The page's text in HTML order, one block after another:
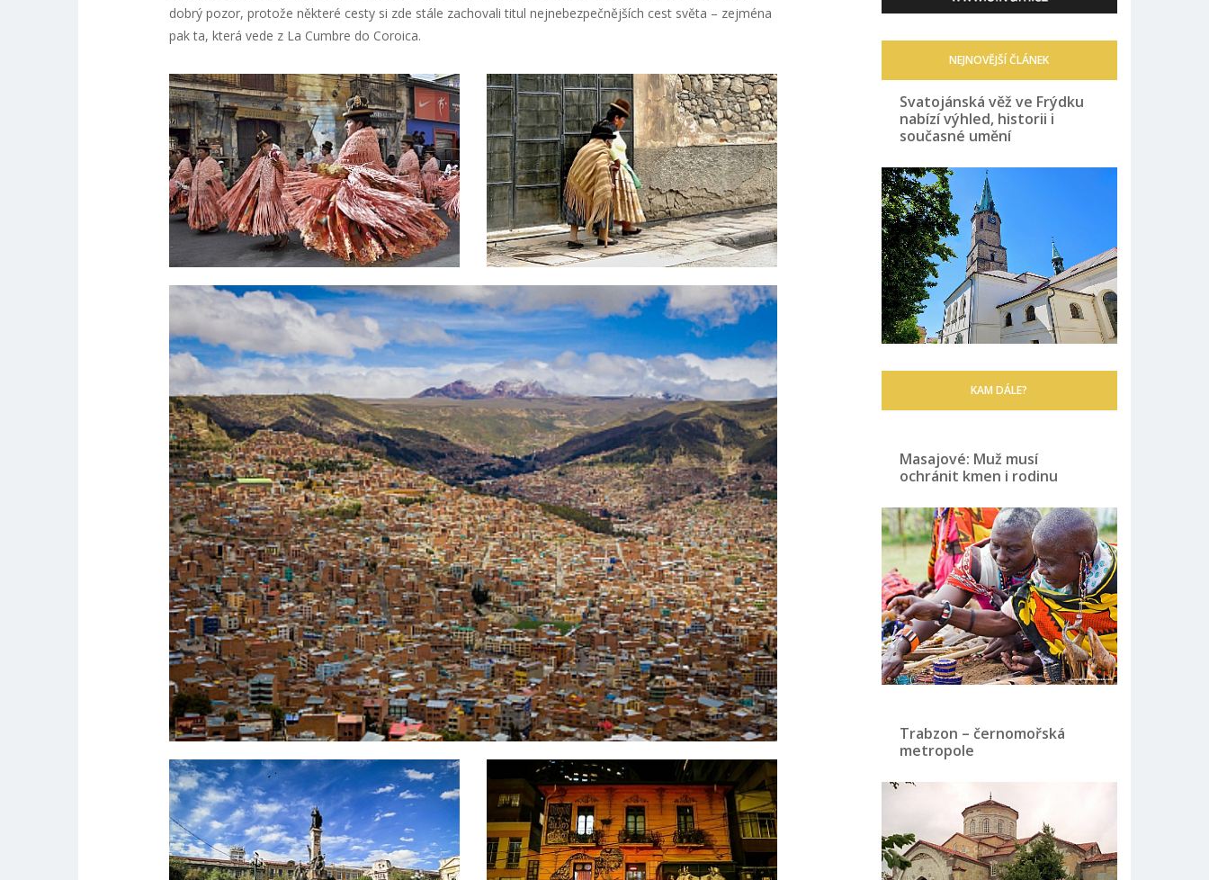
dobrý pozor, protože některé cesty si zde stále zachovali titul nejnebezpečnějších cest světa – zejména
pak ta, která vede z La Cumbre do Coroica.
NEJNOVĚJŠÍ ČLÁNEK
Svatojánská věž ve Frýdku
nabízí výhled, historii i
současné umění
KAM DÁLE?
Masajové: Muž musí
ochránit kmen i rodinu
Trabzon – černomořská
metropole